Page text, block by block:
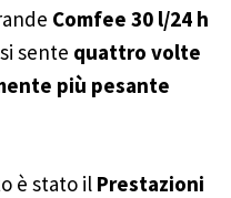
Comfee 30 l/24 h
sente quattro volte
più pesante
è stato il Prestazioni